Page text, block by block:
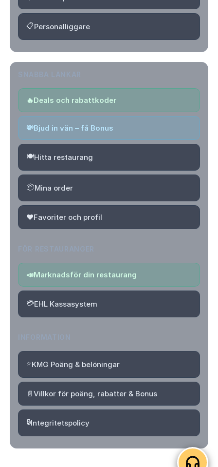
📋Personalliggare
🔥Deals och rabattkoder
💸Bjud in vän – få Bonus
🍽️Hitta restaurang
📦Mina order
❤️Favoriter och profil
📣Marknadsför din restaurang
💳EHL Kassasystem
⭐KMG Poäng & belöningar
📄Villkor för poäng, rabatter & Bonus
🔒Integritetspolicy